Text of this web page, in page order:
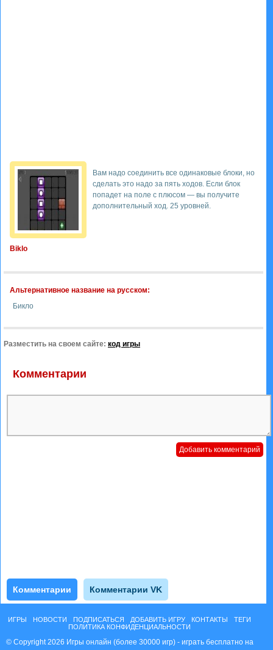
Biklo
Вам надо соединить все одинаковые блоки, но
сделать это надо за пять ходов. Если блок
попадет на поле с плюсом — вы получите
дополнительный ход. 25 уровней.
Альтернативное название на русском:
Бикло
Разместить на своем сайте: код игры
Комментарии
Комментарии Комментарии VK
ИГРЫ НОВОСТИ ПОДПИСАТЬСЯ ДОБАВИТЬ ИГРУ КОНТАКТЫ
ТЕГИ
ПОЛИТИКА КОНФИДЕНЦИАЛЬНОСТИ
© Copyright 2026 Игры онлайн (более 30000 игр) - играть бесплатно на